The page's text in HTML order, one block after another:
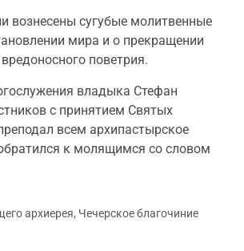
вознесены сугубые молитвенные
мира и о прекращении
поветрия.
владыка Стефан
с принятием Святых
всем архипастырское
к молящимся со словом
архиерея, Чечерское благочиние